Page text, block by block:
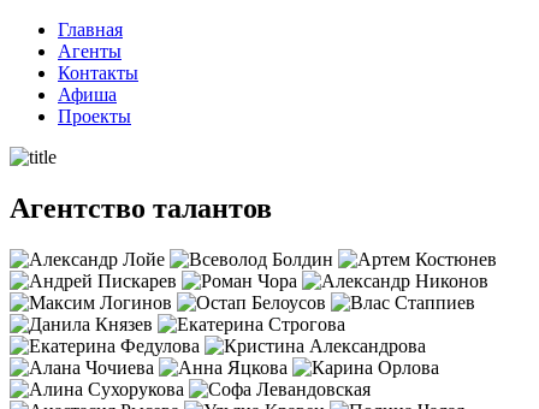
Перейти
содержимому
Главная
Агенты
Контакты
Афиша
Проекты
Агентство талантов